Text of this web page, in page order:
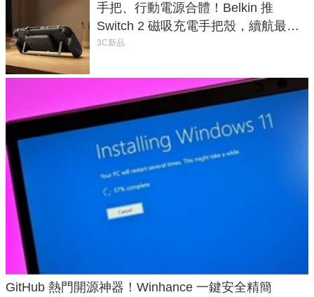
手把、行動電源合體！Belkin 推
Switch 2 磁吸充電手把殼，續航最高
延長 1.5 倍
3C新品
GitHub 熱門開源神器！Winhance 一鍵安全精簡